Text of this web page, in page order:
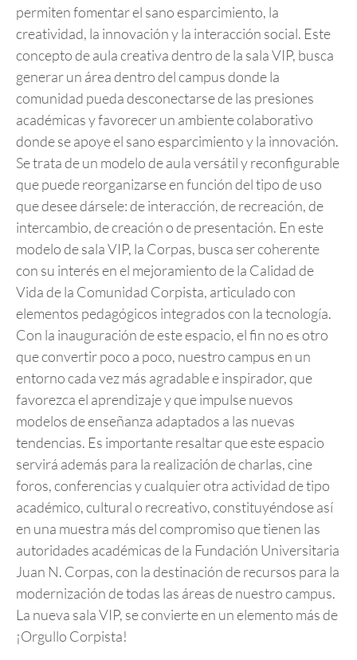
permiten fomentar el sano esparcimiento, la
creatividad, la innovación y la interacción social. Este
concepto de aula creativa dentro de la sala VIP, busca
generar un área dentro del campus donde la
comunidad pueda desconectarse de las presiones
académicas y favorecer un ambiente colaborativo
donde se apoye el sano esparcimiento y la innovación.
Se trata de un modelo de aula versátil y reconfigurable
que puede reorganizarse en función del tipo de uso
que desee dársele: de interacción, de recreación, de
intercambio, de creación o de presentación. En este
modelo de sala VIP, la Corpas, busca ser coherente
con su interés en el mejoramiento de la Calidad de
Vida de la Comunidad Corpista, articulado con
elementos pedagógicos integrados con la tecnología.
Con la inauguración de este espacio, el fin no es otro
que convertir poco a poco, nuestro campus en un
entorno cada vez más agradable e inspirador, que
favorezca el aprendizaje y que impulse nuevos
modelos de enseñanza adaptados a las nuevas
tendencias. Es importante resaltar que este espacio
servirá además para la realización de charlas, cine
foros, conferencias y cualquier otra actividad de tipo
académico, cultural o recreativo, constituyéndose así
en una muestra más del compromiso que tienen las
autoridades académicas de la Fundación Universitaria
Juan N. Corpas, con la destinación de recursos para la
modernización de todas las áreas de nuestro campus.
La nueva sala VIP, se convierte en un elemento más de
¡Orgullo Corpista!